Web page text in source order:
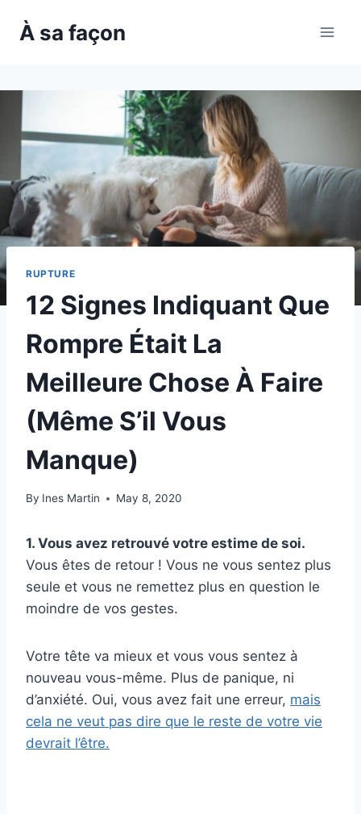
À sa façon
RUPTURE
12 Signes Indiquant Que
Rompre Était La
Meilleure Chose À Faire
(Même S’il Vous
Manque)
By Ines Martin May 8, 2020
1. Vous avez retrouvé votre estime de soi.
Vous êtes de retour ! Vous ne vous sentez plus
seule et vous ne remettez plus en question le
moindre de vos gestes.
Votre tête va mieux et vous vous sentez à
nouveau vous-même. Plus de panique, ni
d’anxiété. Oui, vous avez fait une erreur, mais
cela ne veut pas dire que le reste de votre vie
devrait l’être.